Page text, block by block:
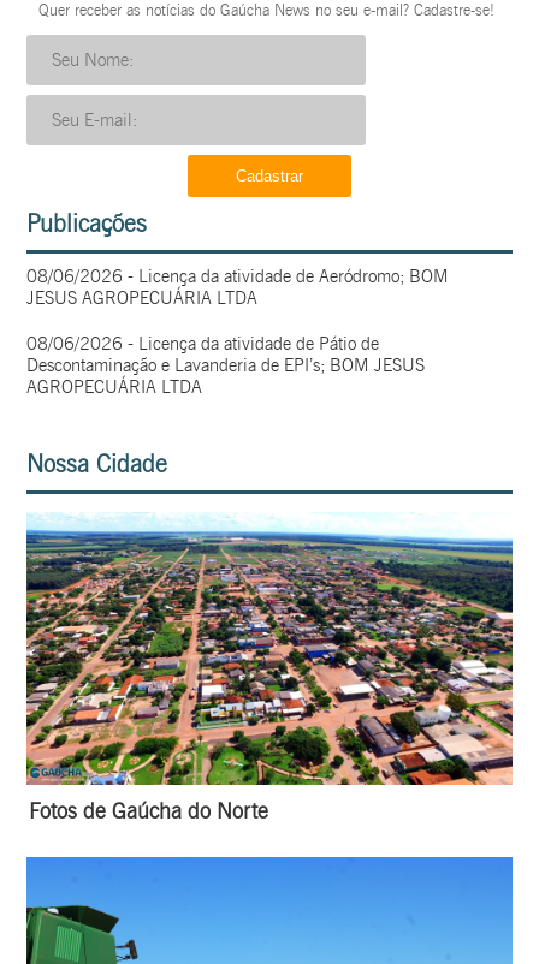
Quer receber as notícias do Gaúcha News no seu e-mail? Cadastre-se!
Publicações
08/06/2026 - Licença da atividade de Aeródromo; BOM
JESUS AGROPECUÁRIA LTDA
08/06/2026 - Licença da atividade de Pátio de
Descontaminação e Lavanderia de EPI’s; BOM JESUS
AGROPECUÁRIA LTDA
Nossa Cidade
Fotos de Gaúcha do Norte